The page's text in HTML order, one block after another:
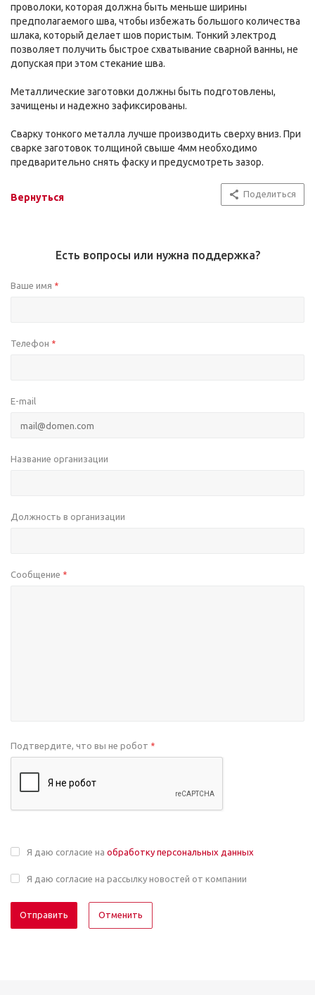
проволоки, которая должна быть меньше ширины
предполагаемого шва, чтобы избежать большого количества
шлака, который делает шов пористым. Тонкий электрод
позволяет получить быстрое схватывание сварной ванны, не
допуская при этом стекание шва.
Металлические заготовки должны быть подготовлены,
зачищены и надежно зафиксированы.
Сварку тонкого металла лучше производить сверху вниз. При
сварке заготовок толщиной свыше 4мм необходимо
предварительно снять фаску и предусмотреть зазор.
Вернуться Поделиться
Есть вопросы или нужна поддержка?
Ваше имя *
Телефон *
E-mail
Название организации
Должность в организации
Сообщение *
Подтвердите, что вы не робот *
Я даю согласие на обработку персональных данных
Я даю согласие на рассылку новостей от компании
Отменить